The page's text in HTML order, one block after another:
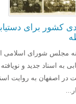
کشور برای
مجلس شورای اسلامی
به اسناد جدید و
اصفهان به روایت